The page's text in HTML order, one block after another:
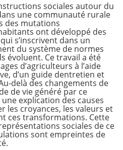
sociales autour du
une communauté rurale
des mutations
ont développé des
s’inscrivent dans un
du système de normes
évoluent. Ce travail a été
d’agriculteurs à l’aide
d’un guide dentretien et
delà des changements de
de vie généré par ce
explication des causes
les croyances, les valeurs et
ces transformations. Cette
sociales de ce
sont empreintes de